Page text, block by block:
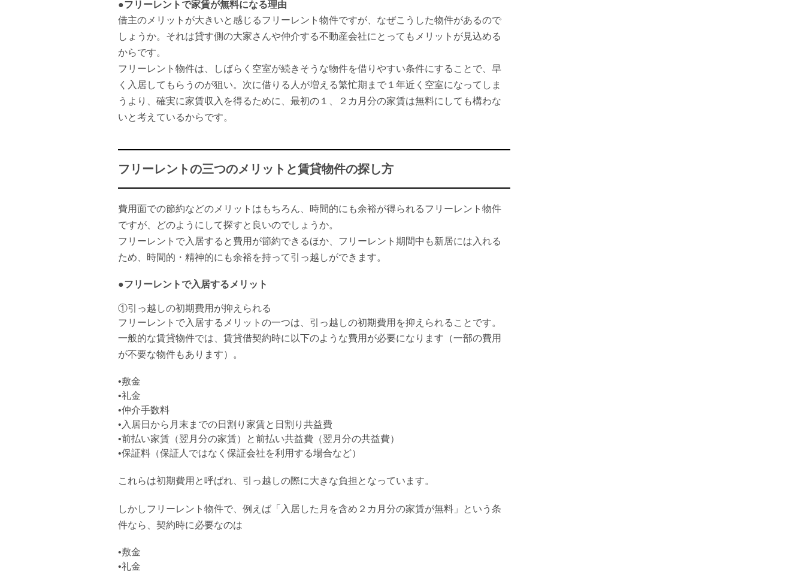
●フリーレントで家賃が無料になる理由
借主のメリットが大きいと感じるフリーレント物件ですが、なぜこうした物件があるので
しょうか。それは貸す側の大家さんや仲介する不動産会社にとってもメリットが見込める
からです。
フリーレント物件は、しばらく空室が続きそうな物件を借りやすい条件にすることで、早
く入居してもらうのが狙い。次に借りる人が増える繁忙期まで１年近く空室になってしま
うより、確実に家賃収入を得るために、最初の１、２カ月分の家賃は無料にしても構わな
いと考えているからです。
フリーレントの三つのメリットと賃貸物件の探し方
費用面での節約などのメリットはもちろん、時間的にも余裕が得られるフリーレント物件
ですが、どのようにして探すと良いのでしょうか。
フリーレントで入居すると費用が節約できるほか、フリーレント期間中も新居には入れる
ため、時間的・精神的にも余裕を持って引っ越しができます。
●フリーレントで入居するメリット
①引っ越しの初期費用が抑えられる
フリーレントで入居するメリットの一つは、引っ越しの初期費用を抑えられることです。
一般的な賃貸物件では、賃貸借契約時に以下のような費用が必要になります（一部の費用
が不要な物件もあります）。
•敷金
•礼金
•仲介手数料
•入居日から月末までの日割り家賃と日割り共益費
•前払い家賃（翌月分の家賃）と前払い共益費（翌月分の共益費）
•保証料（保証人ではなく保証会社を利用する場合など）
これらは初期費用と呼ばれ、引っ越しの際に大きな負担となっています。
しかしフリーレント物件で、例えば「入居した月を含め２カ月分の家賃が無料」という条
件なら、契約時に必要なのは
•敷金
•礼金